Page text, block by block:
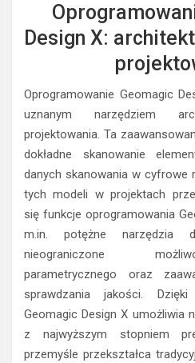
Design X:
Oprogramowanie Geomagic
uznanym narzędziem
projektowania. Ta
dokładne skanowanie
danych skanowania w cyfrowe
tych modeli w projektach
się funkcje oprogramowania
m.in. potężne narzędzia
nieograniczone
parametrycznego oraz
sprawdzania jakości.
Geomagic Design X umożliwia
z najwyższym stopniem
przemyśle przekształca